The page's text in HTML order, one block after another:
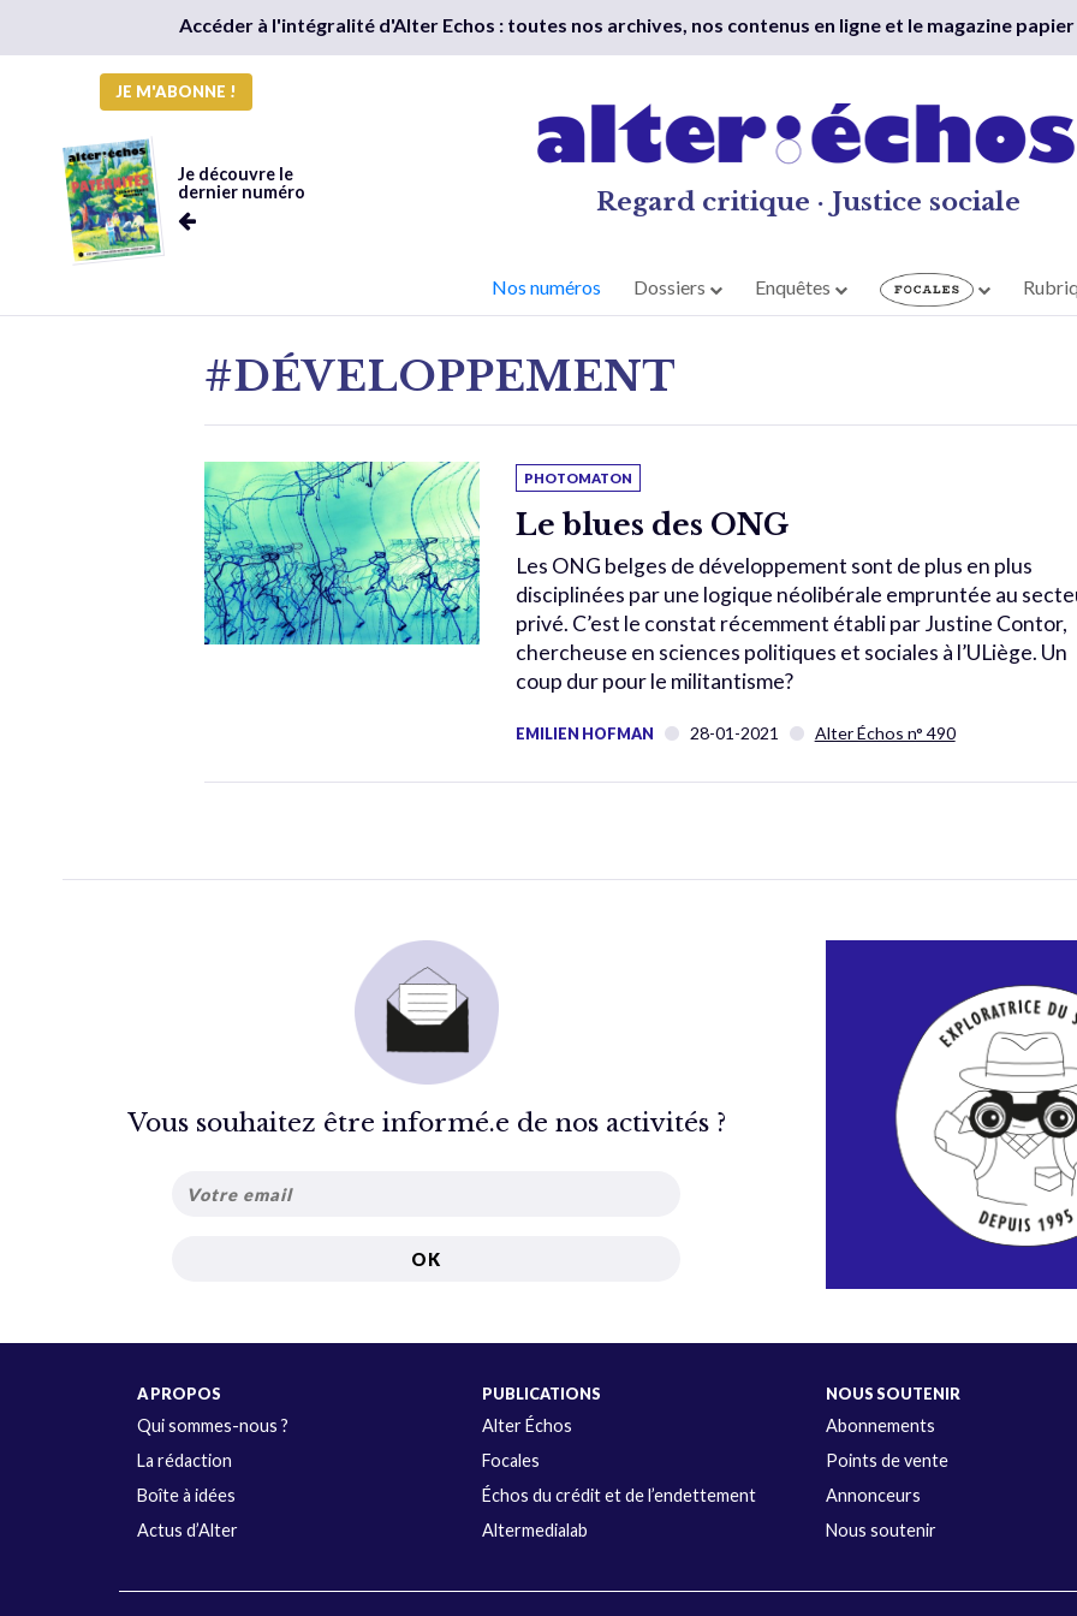
Accéder à l'intégralité d'Alter Echos : toutes nos archives, nos contenus en ligne et le magazine
JE M'ABONNE !
Je découvre le
dernier numéro
Regard critique · Justice sociale
Nos numéros Dossiers Enquêtes
#DÉVELOPPEMENT
PHOTOMATON
Le blues des ONG
Les ONG belges de développement sont de plus en plus
disciplinées par une logique néolibérale empruntée au
privé. C’est le constat récemment établi par Justine Contor,
chercheuse en sciences politiques et sociales à l’ULiège. Un
coup dur pour le militantisme?
EMILIEN HOFMAN 28-01-2021 Alter Échos n° 490
Vous souhaitez être informé.e de nos activités ?
A PROPOS
Qui sommes-nous ?
La rédaction
Boîte à idées
Actus d’Alter
PUBLICATIONS
Alter Échos
Focales
Échos du crédit et de l’endettement
Altermedialab
NOUS SOUTENIR
Abonnements
Points de vente
Annonceurs
Nous soutenir